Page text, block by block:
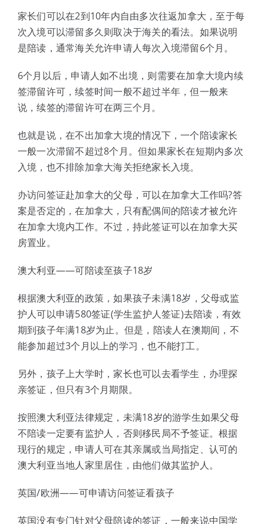
家长们可以在2到10年内自由多次往返加拿大，至于每
次入境可以滞留多久则取决于海关的看法。如果说明
是陪读，通常海关允许申请人每次入境滞留6个月。
6个月以后，申请人如不出境，则需要在加拿大境内续
签滞留许可，续签时间一般不超过半年，但一般来
说，续签的滞留许可在两三个月。
也就是说，在不出加拿大境的情况下，一个陪读家长
一般一次滞留不超过8个月。但如果家长在短期内多次
入境，也不排除加拿大海关拒绝家长入境。
办访问签证赴加拿大的父母，可以在加拿大工作吗?答
案是否定的，在加拿大，只有配偶间的陪读才被允许
在加拿大境内工作。不过，持此签证可以在加拿大买
房置业。
澳大利亚——可陪读至孩子18岁
根据澳大利亚的政策，如果孩子未满18岁，父母或监
护人可以申请580签证(学生监护人签证)去陪读，有效
期到孩子年满18岁为止。但是，陪读人在澳期间，不
能参加超过3个月以上的学习，也不能打工。
另外，孩子上大学时，家长也可以去看学生，办理探
亲签证，但只有3个月期限。
按照澳大利亚法律规定，未满18岁的游学生如果父母
不陪读一定要有监护人，否则移民局不予签证。根据
现行的规定，申请人可在其亲属或当局指定、认可的
澳大利亚当地人家里居住，由他们做其监护人。
英国/欧洲——可申请访问签证看孩子
英国没有专门针对父母陪读的签证，一般来说中国学